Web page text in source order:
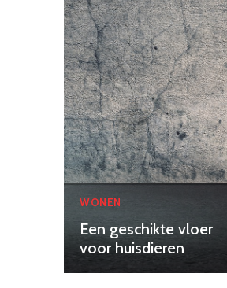
WONEN
Een geschikte vloer
voor huisdieren